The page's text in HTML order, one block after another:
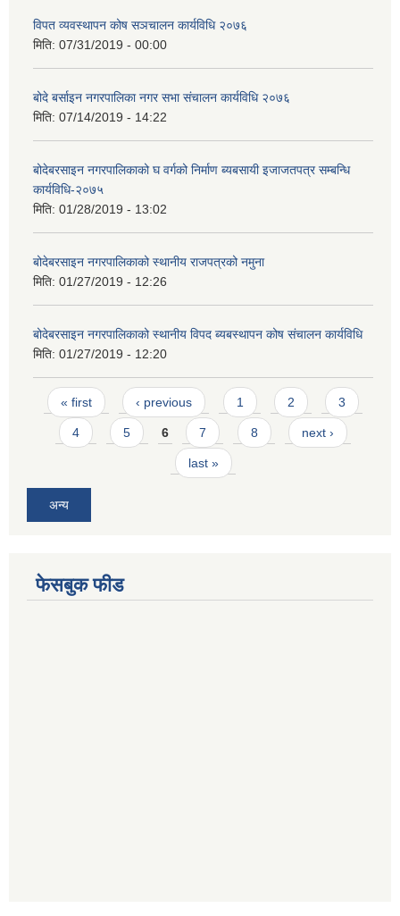
विपत व्यवस्थापन कोष सञचालन कार्यविधि २०७६
मिति: 07/31/2019 - 00:00
बोदे बर्साइन नगरपालिका नगर सभा संचालन कार्यविधि २०७६
मिति: 07/14/2019 - 14:22
बोदेबरसाइन नगरपालिकाको घ वर्गको निर्माण ब्यबसायी इजाजतपत्र सम्बन्धि
कार्यविधि-२०७५
मिति: 01/28/2019 - 13:02
बोदेबरसाइन नगरपालिकाको स्थानीय राजपत्रको नमुना
मिति: 01/27/2019 - 12:26
बोदेबरसाइन नगरपालिकाको स्थानीय विपद ब्यबस्थापन कोष संचालन कार्यविधि
मिति: 01/27/2019 - 12:20
Pages
« first ‹ previous 1 2 3
4 5 6 7 8 next ›
last »
अन्य
फेसबुक फीड